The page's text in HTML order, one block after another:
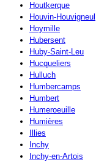
Houtkerque
Houvin-Houvigneul
Hoymille
Hubersent
Huby-Saint-Leu
Hucqueliers
Hulluch
Humbercamps
Humbert
Humeroeuille
Humières
Illies
Inchy
Inchy-en-Artois